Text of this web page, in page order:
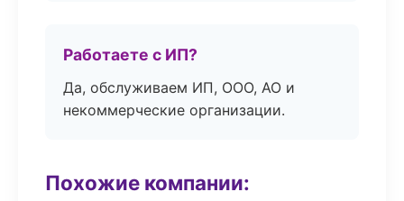
Работаете с ИП?
Да, обслуживаем ИП, ООО, АО и
некоммерческие организации.
Похожие компании: